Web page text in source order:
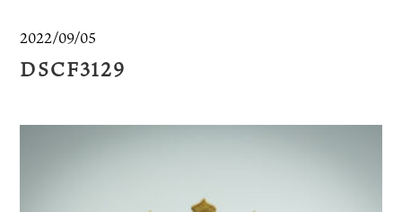
2022/09/05
DSCF3129